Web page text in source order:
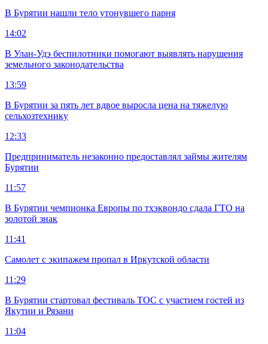
В Бурятии нашли тело утонувшего парня
14:02
В Улан-Удэ беспилотники помогают выявлять нарушения
земельного законодательства
13:59
В Бурятии за пять лет вдвое выросла цена на тяжелую
сельхозтехнику
12:33
Предприниматель незаконно предоставлял займы жителям
Бурятии
11:57
В Бурятии чемпионка Европы по тхэквондо сдала ГТО на
золотой знак
11:41
Самолет с экипажем пропал в Иркутской области
11:29
В Бурятии стартовал фестиваль ТОС с участием гостей из
Якутии и Рязани
11:04